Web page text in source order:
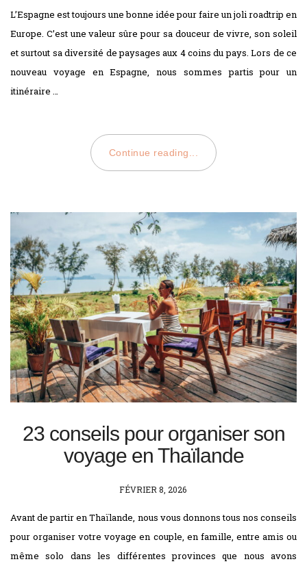
L’Espagne est toujours une bonne idée pour faire un joli roadtrip en
Europe. C’est une valeur sûre pour sa douceur de vivre, son soleil
et surtout sa diversité de paysages aux 4 coins du pays. Lors de ce
nouveau voyage en Espagne, nous sommes partis pour un
itinéraire …
Continue reading...
23 conseils pour organiser son
voyage en Thaïlande
POSTED
FÉVRIER 8, 2026
Avant de partir en Thaïlande, nous vous donnons tous nos conseils
pour organiser votre voyage en couple, en famille, entre amis ou
même solo dans les différentes provinces que nous avons